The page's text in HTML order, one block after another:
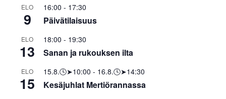
ELO
9
16:00 - 17:30
Päivätilaisuus
ELO
13
18:00 - 19:30
Sanan ja rukouksen ilta
ELO
15
15.8.🕓➤10:00 - 16.8.🕓➤14:30
Kesäjuhlat Mertiörannassa